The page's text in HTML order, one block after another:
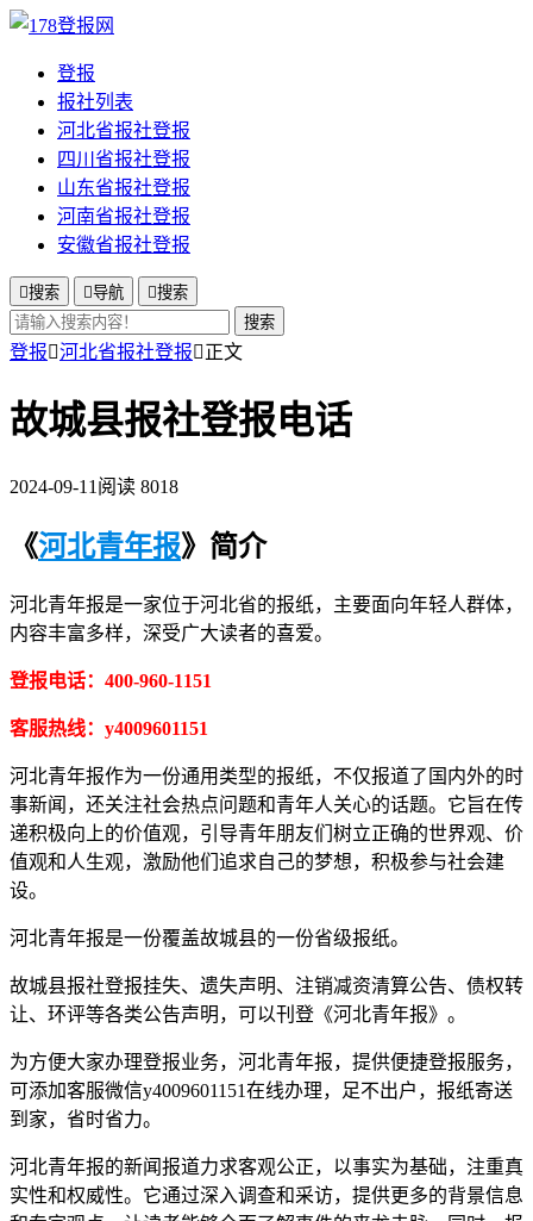
登报
报社列表
河北省报社登报
四川省报社登报
山东省报社登报
河南省报社登报
安徽省报社登报
搜索 导航 搜索
搜索
登报河北省报社登报正文
故城县报社登报电话
2024-09-11 阅读 8018
《河北青年报》简介
河北青年报是一家位于河北省的报纸，主要面向年轻人群体，
内容丰富多样，深受广大读者的喜爱。
登报电话：400-960-1151
客服热线：y4009601151
河北青年报作为一份通用类型的报纸，不仅报道了国内外的时
事新闻，还关注社会热点问题和青年人关心的话题。它旨在传
递积极向上的价值观，引导青年朋友们树立正确的世界观、价
值观和人生观，激励他们追求自己的梦想，积极参与社会建
设。
河北青年报是一份覆盖故城县的一份省级报纸。
故城县报社登报挂失、遗失声明、注销减资清算公告、债权转
让、环评等各类公告声明，可以刊登《河北青年报》。
为方便大家办理登报业务，河北青年报，提供便捷登报服务，
可添加客服微信y4009601151在线办理，足不出户，报纸寄送
到家，省时省力。
河北青年报的新闻报道力求客观公正，以事实为基础，注重真
实性和权威性。它通过深入调查和采访，提供更多的背景信息